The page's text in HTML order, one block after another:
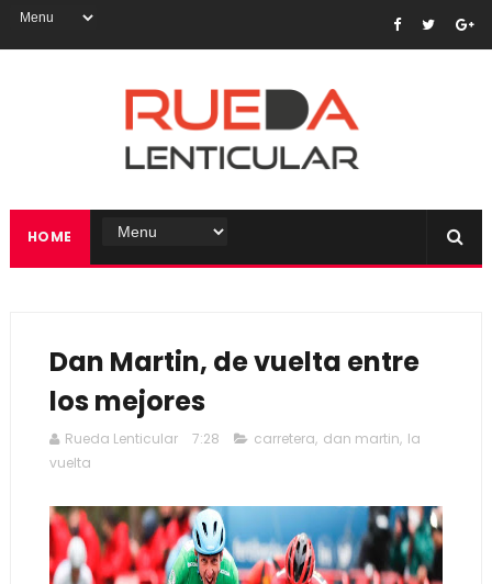
HOME
Dan Martin, de vuelta entre
los mejores
Rueda Lenticular 7:28 carretera, dan martin, la
vuelta